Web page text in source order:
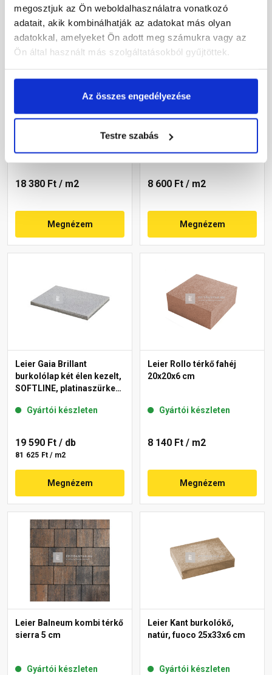
megosztjuk az Ön weboldalhasználatra vonatkozó
adatait, akik kombinálhatják az adatokat más olyan
adatokkal, amelyeket Ön adott meg számukra vagy az
Ön által használt más szolgáltatásokból gyűjtöttek.
Az összes engedélyezése
Testre szabás
piros 8x8 cm 6 cm
Gyártói készleten
18 380 Ft / m2
Megnézem
mogyoró 20x30x6 cm
Gyártói készleten
8 600 Ft / m2
Megnézem
Leier Gaia Brillant
burkolólap két élen kezelt,
SOFTLINE, platinaszürke
Gyártói készleten
19 590 Ft / db
81 625 Ft / m2
Megnézem
Leier Rollo térkő fahéj
20x20x6 cm
Gyártói készleten
8 140 Ft / m2
Megnézem
Leier Balneum kombi térkő
sierra 5 cm
Gyártói készleten
Leier Kant burkolókő,
natúr, fuoco 25x33x6 cm
Gyártói készleten